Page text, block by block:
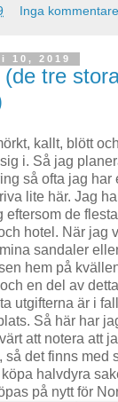
Inga
10, 2019
tre
kallt, blött
i. Så jag
så ofta jag har
lite här. Jag
eftersom de
hotel. När jag
sandaler
hem på
en del av
utgifterna är i
Så här har
att notera att
så det finns med
halvdyra
på nytt för